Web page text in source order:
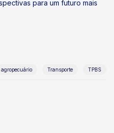
para um futuro mais
agropecuário Transporte TPBS